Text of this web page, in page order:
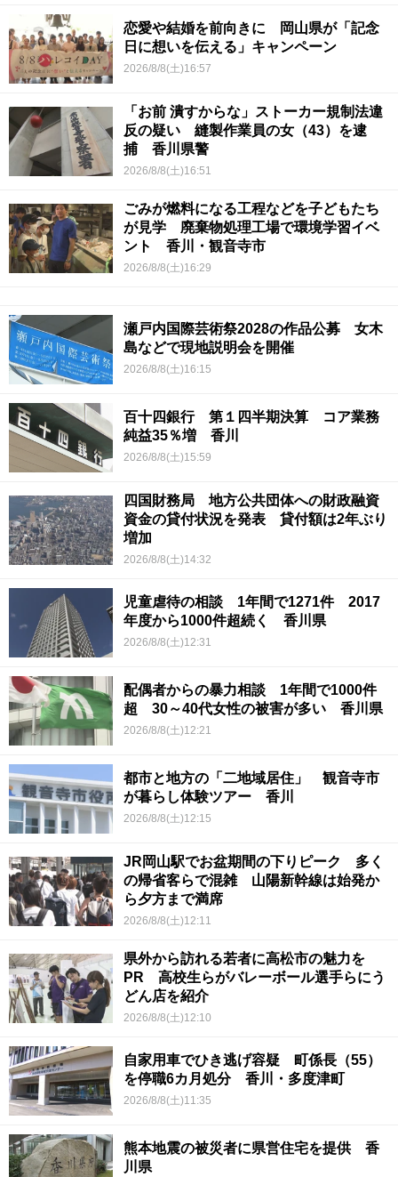
恋愛や結婚を前向きに 岡山県が「記念
日に想いを伝える」キャンペーン
2026/8/8(土)16:57
「お前 潰すからな」ストーカー規制法違
反の疑い 縫製作業員の女（43）を逮
捕 香川県警
2026/8/8(土)16:51
ごみが燃料になる工程などを子どもたち
が見学 廃棄物処理工場で環境学習イベ
ント 香川・観音寺市
2026/8/8(土)16:29
瀬戸内国際芸術祭2028の作品公募 女木
島などで現地説明会を開催
2026/8/8(土)16:15
百十四銀行 第１四半期決算 コア業務
純益35％増 香川
2026/8/8(土)15:59
四国財務局 地方公共団体への財政融資
資金の貸付状況を発表 貸付額は2年ぶり
増加
2026/8/8(土)14:32
児童虐待の相談 1年間で1271件 2017
年度から1000件超続く 香川県
2026/8/8(土)12:31
配偶者からの暴力相談 1年間で1000件
超 30～40代女性の被害が多い 香川県
2026/8/8(土)12:21
都市と地方の「二地域居住」 観音寺市
が暮らし体験ツアー 香川
2026/8/8(土)12:15
JR岡山駅でお盆期間の下りピーク 多く
の帰省客らで混雑 山陽新幹線は始発か
ら夕方まで満席
2026/8/8(土)12:11
県外から訪れる若者に高松市の魅力を
PR 高校生らがバレーボール選手らにう
どん店を紹介
2026/8/8(土)12:10
自家用車でひき逃げ容疑 町係長（55）
を停職6カ月処分 香川・多度津町
2026/8/8(土)11:35
熊本地震の被災者に県営住宅を提供 香
川県